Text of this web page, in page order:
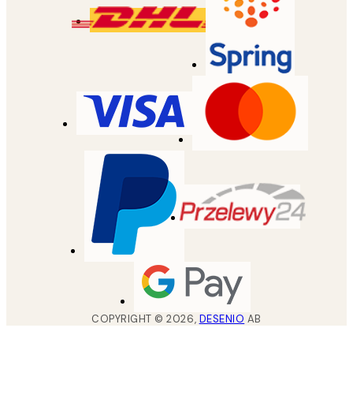
COPYRIGHT ©2026, DESENIO AB